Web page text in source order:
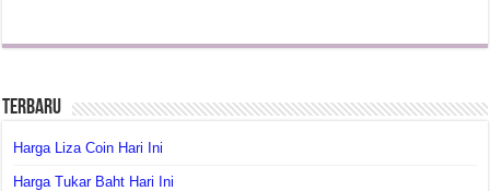
Terbaru
Harga Liza Coin Hari Ini
Harga Tukar Baht Hari Ini